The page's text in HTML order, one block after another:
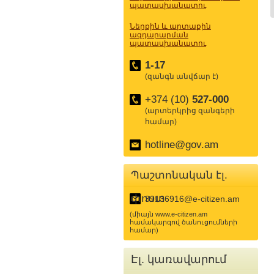
պատասխանատու
Ներքին և արտաքին
ազդարարման
պատասխանատու
1-17
(զանգն անվճար է)
+374 (10) 527-000
(արտերկրից զանգերի
համար)
hotline@gov.am
Պաշտոնական էլ.
փոստ
39136916@e-citizen.am
(միայն www.e-citizen.am
համակարգով ծանուցումների
համար)
Էլ. կառավարում